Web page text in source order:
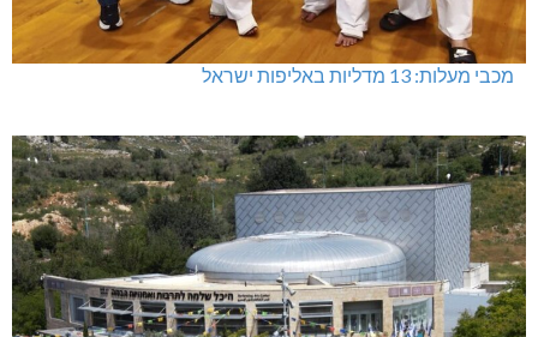
מכבי מעלות: 13 מדליות באליפות ישראל